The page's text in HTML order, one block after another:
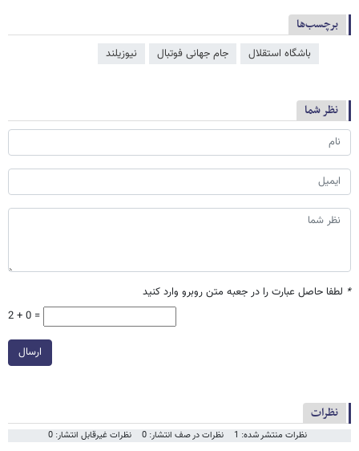
برچسب‌ها
باشگاه استقلال جام جهانی فوتبال نیوزیلند
نظر شما
* لطفا حاصل عبارت را در جعبه متن روبرو وارد کنید
2 + 0 =
ارسال
نظرات
نظرات منتشر شده: 1 نظرات در صف انتشار: 0 نظرات غیرقابل انتشار: 0